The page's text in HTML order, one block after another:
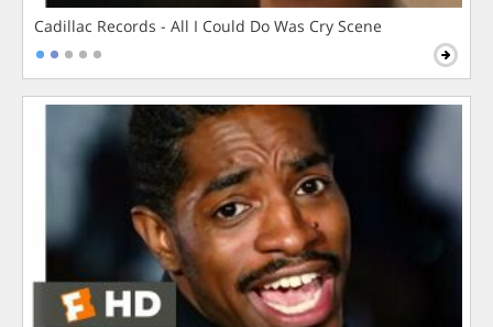
Cadillac Records - All I Could Do Was Cry Scene